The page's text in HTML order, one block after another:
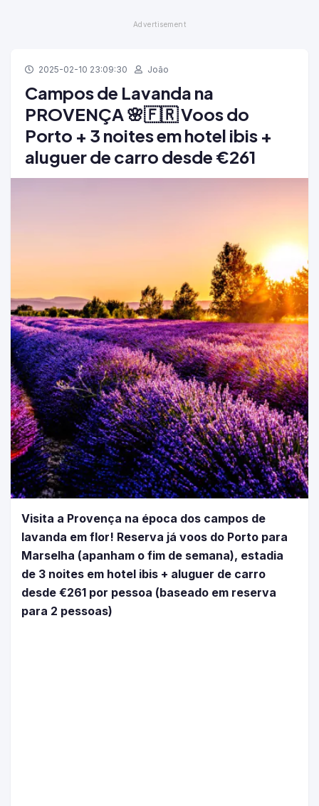
2025-02-10 23:09:30 João
Campos de Lavanda na
PROVENÇA 🌸🇫🇷 Voos do
Porto + 3 noites em hotel ibis +
aluguer de carro desde €261
Visita a Provença na época dos campos de
lavanda em flor! Reserva já voos do Porto para
Marselha (apanham o fim de semana), estadia
de 3 noites em hotel ibis + aluguer de carro
desde €261 por pessoa (baseado em reserva
para 2 pessoas)